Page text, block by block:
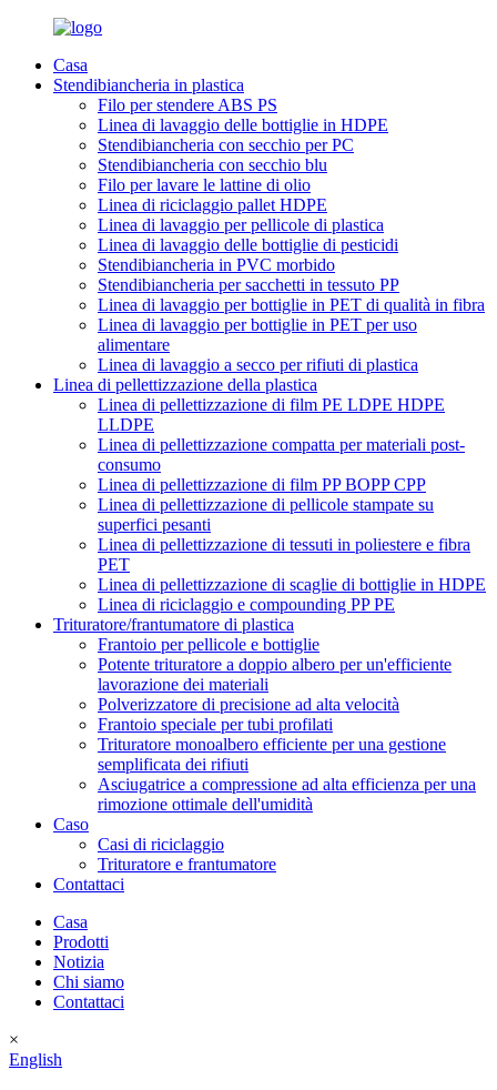
Casa
Stendibiancheria in plastica
Filo per stendere ABS PS
Linea di lavaggio delle bottiglie in HDPE
Stendibiancheria con secchio per PC
Stendibiancheria con secchio blu
Filo per lavare le lattine di olio
Linea di riciclaggio pallet HDPE
Linea di lavaggio per pellicole di plastica
Linea di lavaggio delle bottiglie di pesticidi
Stendibiancheria in PVC morbido
Stendibiancheria per sacchetti in tessuto PP
Linea di lavaggio per bottiglie in PET di qualità in fibra
Linea di lavaggio per bottiglie in PET per uso
alimentare
Linea di lavaggio a secco per rifiuti di plastica
Linea di pellettizzazione della plastica
Linea di pellettizzazione di film PE LDPE HDPE
LLDPE
Linea di pellettizzazione compatta per materiali post-
consumo
Linea di pellettizzazione di film PP BOPP CPP
Linea di pellettizzazione di pellicole stampate su
superfici pesanti
Linea di pellettizzazione di tessuti in poliestere e fibra
PET
Linea di pellettizzazione di scaglie di bottiglie in HDPE
Linea di riciclaggio e compounding PP PE
Trituratore/frantumatore di plastica
Frantoio per pellicole e bottiglie
Potente trituratore a doppio albero per un'efficiente
lavorazione dei materiali
Polverizzatore di precisione ad alta velocità
Frantoio speciale per tubi profilati
Trituratore monoalbero efficiente per una gestione
semplificata dei rifiuti
Asciugatrice a compressione ad alta efficienza per una
rimozione ottimale dell'umidità
Caso
Casi di riciclaggio
Trituratore e frantumatore
Contattaci
Casa
Prodotti
Notizia
Chi siamo
Contattaci
×
English